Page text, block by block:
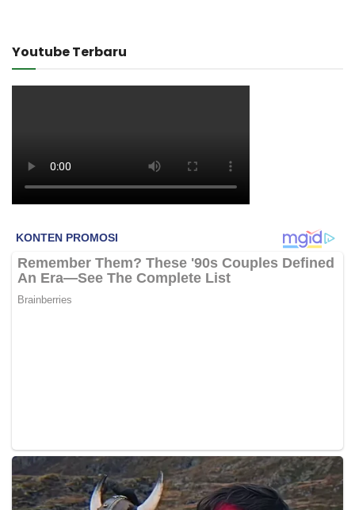
Youtube Terbaru